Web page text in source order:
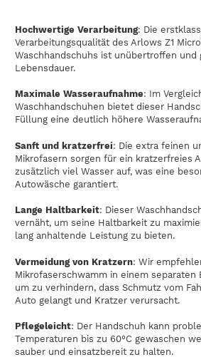
Hochwertige Verarbeitung: Die
Verarbeitungsqualität des Arlows Z1
Waschhandschuhs ist unübertroffen und
Lebensdauer.
Maximale Wasseraufnahme: Im
Waschhandschuhen bietet dieser
Füllung eine deutlich höhere
Sanft und kratzerfrei: Die extra feinen
Mikrofasern sorgen für ein kratzerfreies
zusätzlich viel Wasser auf, was eine
Autowäsche garantiert.
Lange Haltbarkeit: Dieser
vernäht, um seine Haltbarkeit zu
lang anhaltende Leistung zu bieten.
Vermeidung von Kratzern: Wir
Mikrofaserschwamm in einem separaten
um zu verhindern, dass Schmutz vom
Auto gelangt und Kratzer verursacht.
Pflegeleicht: Der Handschuh kann
Temperaturen bis zu 60°C gewaschen
sauber und einsatzbereit zu halten.